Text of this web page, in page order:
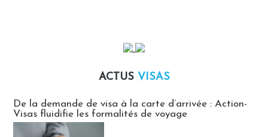
ACTUS VISAS
De la demande de visa à la carte d’arrivée : Action-
Visas fluidifie les formalités de voyage